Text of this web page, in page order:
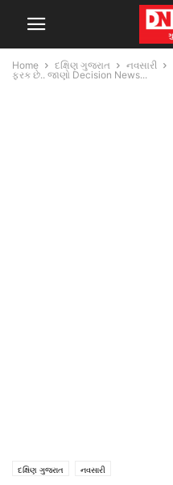
Home દક્ષિણ ગુજરાત નવસારી
ફરક છે.. જાણો Decision News...
દક્ષિણ ગુજરાત નવસારી